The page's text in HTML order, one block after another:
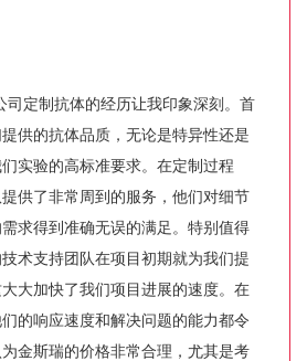
司定制抗体的经历让我印象深刻。首
供的抗体品质，无论是特异性还是
实验的高标准要求。在定制过程
供了非常周到的服务，他们对细节
求得到准确无误的满足。特别值得
术支持团队在项目初期就为我们提
大加快了我们项目进展的速度。在
的响应速度和解决问题的能力都令
金斯瑞的价格非常合理，尤其是考